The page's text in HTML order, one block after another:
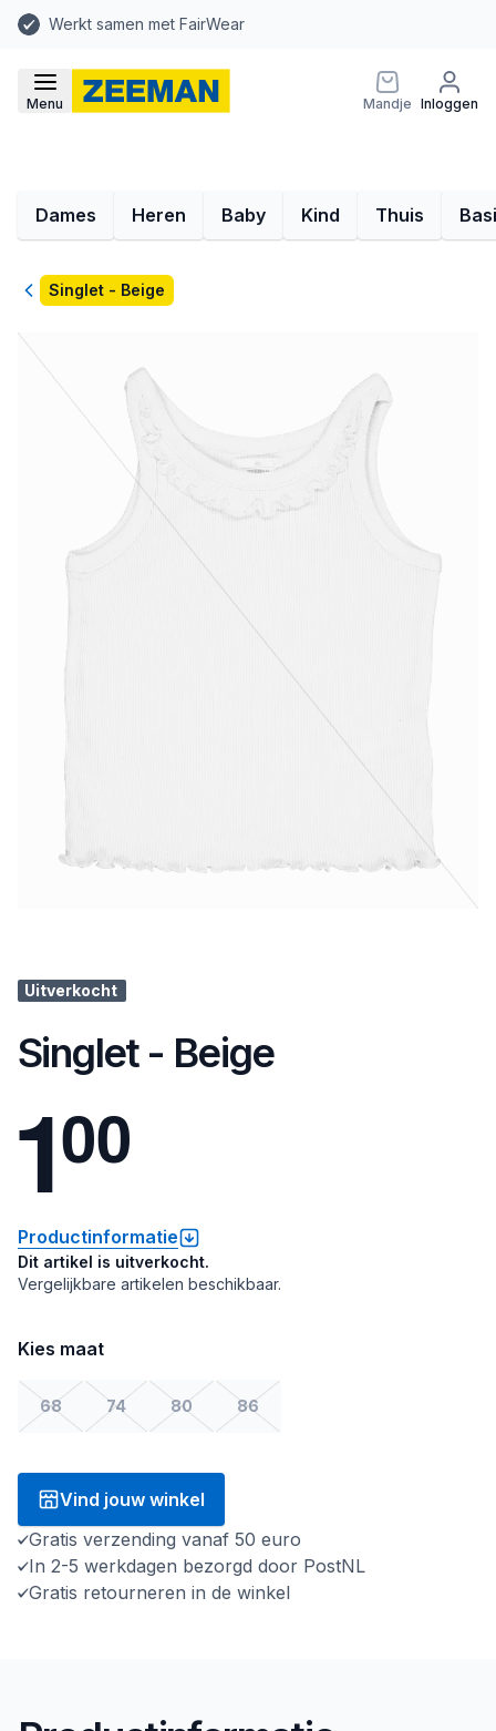
Werkt samen met FairWear
Menu Mandje Inloggen
Dames Heren Baby Kind Thuis
TerugSinglet - Beige
Uitverkocht
Singlet - Beige
100
Productinformatie
Dit artikel is uitverkocht.
Vergelijkbare artikelen beschikbaar.
Kies maat
68 74 80 86
Vind jouw winkel
Gratis verzending vanaf 50 euro
In 2-5 werkdagen bezorgd door PostNL
Gratis retourneren in de winkel